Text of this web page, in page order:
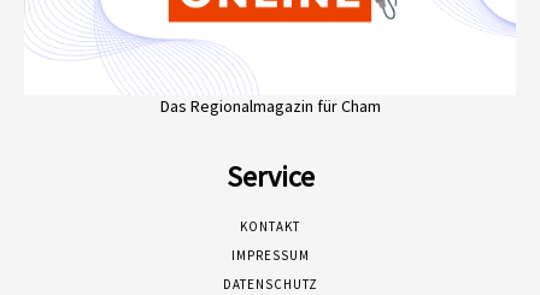
Das Regionalmagazin für Cham
Service
KONTAKT
IMPRESSUM
DATENSCHUTZ